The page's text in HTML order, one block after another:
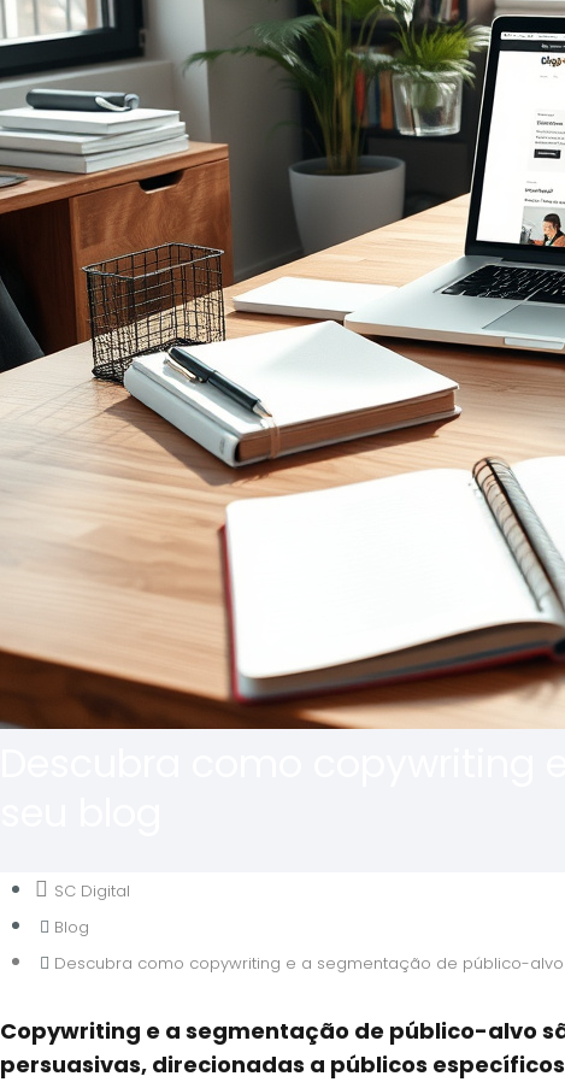
SC Digital
Blog
Descubra como copywriting e a segmentação de público-
Copywriting e a segmentação de público-alvo
persuasivas, direcionadas a públicos